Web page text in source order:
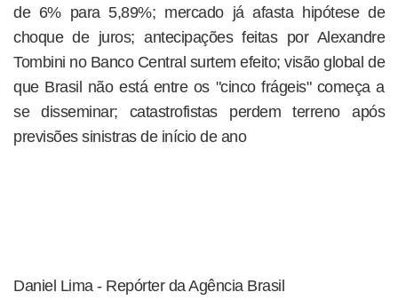
de 6% para 5,89%; mercado já afasta hipótese de
choque de juros; antecipações feitas por Alexandre
Tombini no Banco Central surtem efeito; visão global de
que Brasil não está entre os "cinco frágeis" começa a
se disseminar; catastrofistas perdem terreno após
previsões sinistras de início de ano
Daniel Lima - Repórter da Agência Brasil